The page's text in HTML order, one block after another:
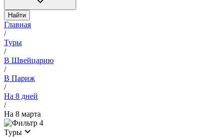
Найти
Главная
/
Туры
/
В Швейцарию
/
В Париж
/
На 8 дней
/
На 8 марта
4
Туры